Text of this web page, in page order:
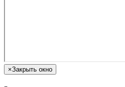
×Закрыть окно